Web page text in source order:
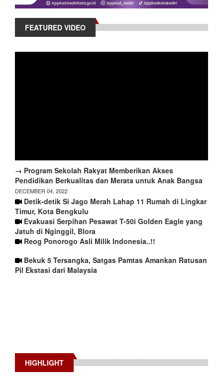
FEATURED VIDEO
→ Program Sekolah Rakyat Memberikan Akses
Pendidikan Berkualitas dan Merata untuk Anak Bangsa
DECEMBER 04, 2022
Detik-detik Si Jago Merah Lahap 11 Rumah di Lingkar
Timur, Kota Bengkulu
Evakuasi Serpihan Pesawat T-50i Golden Eagle yang
Jatuh di Nginggil, Blora
Reog Ponorogo Asli Milik Indonesia..!!
Bekuk 5 Tersangka, Satgas Pamtas Amankan Ratusan
Pil Ekstasi dari Malaysia
HIGHLIGHT